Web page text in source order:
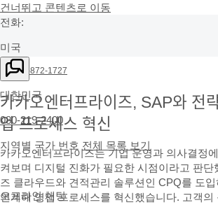
건너뛰고 콘텐츠로 이동
전화:
미국
+1-800-872-1727
대한민국
080-219-2400
지역별 국가 번호 전체 목록 보기
오프라인 채팅
카카오엔터프라이즈, SAP와
업 프로세스 혁신
카카오엔터프라이즈는 기업 운영과 의사결정
켜보며 디지털 진화가 필요한 시점이라고 판단
즈 클라우드와 견적관리 솔루션인 CPQ를 도
연계해 영업 프로세스를 혁신했습니다. 고객의